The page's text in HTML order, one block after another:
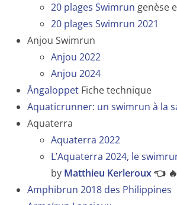
20 plages Swimrun genèse
20 plages Swimrun 2021
Anjou Swimrun
Anjou 2022
Anjou 2024
Ångaloppet Fiche technique
Aquaticrunner: un swimrun à la
Aquaterra
Aquaterra 2022
L’Aquaterra 2024, le
by Matthieu Kerleroux👈
Amphibrun 2018 des Philippines